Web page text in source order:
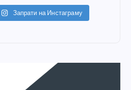
Запрати на Инстаграму